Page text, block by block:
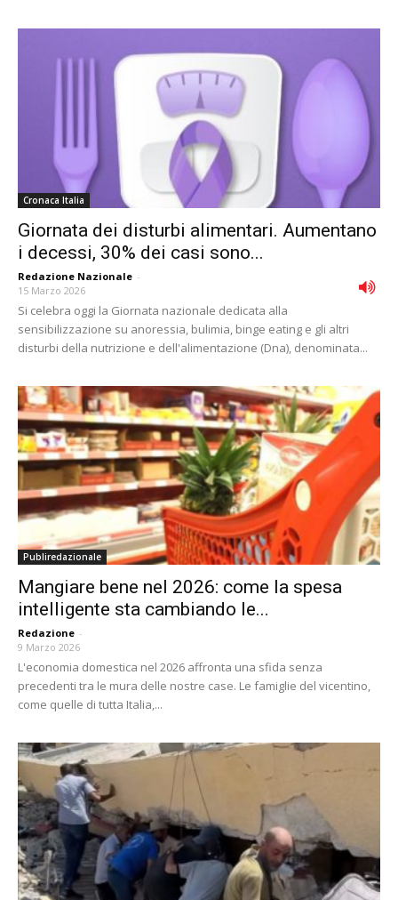
Cronaca Italia
Giornata dei disturbi alimentari. Aumentano
i decessi, 30% dei casi sono...
Redazione Nazionale -
15 Marzo 2026
Si celebra oggi la Giornata nazionale dedicata alla
sensibilizzazione su anoressia, bulimia, binge eating e gli altri
disturbi della nutrizione e dell'alimentazione (Dna), denominata...
Publiredazionale
Mangiare bene nel 2026: come la spesa
intelligente sta cambiando le...
Redazione -
9 Marzo 2026
L'economia domestica nel 2026 affronta una sfida senza
precedenti tra le mura delle nostre case. Le famiglie del vicentino,
come quelle di tutta Italia,...